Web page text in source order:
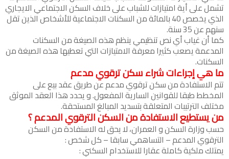
تشمل على أية امتيازات للشباب على خلاف السكن الاجتماعي الايجاري
الذي يخصص 40 بالمائة من السكنات الاجتماعية للأشخاص الذين تقل
سنهم عن 35 سنة.
كما أن غياب أي نص تنظيمي ينظم هذه الصيغة من السكنات
المدعمة يصعب كثيرا معرفة الامتيازات التي تعطيها هذه الصيغة من
السكنات.
ما هي إجراءات شراء سكن ترقوي مدعم
تتم الاستفادة من سكن ترقوي مدعم عن طريق عقد بيع على
المخطط طبقا للقوانين السارية المفعول. و يحدد هذا العقد الموثق
مختلف الترتيبات المتعلقة بتسديد المبالغ المستحقة.
من يستطيع الاستفادة من السكن الترقوي المدعم ؟
حسب وزارة السكن و العمران، لا يحق له الاستفادة من السكن
الترقوي المدعم – التساهمي سابقا – كل شخص :
يمتلك ملكية كاملة عقارا للاستخدام السكني :